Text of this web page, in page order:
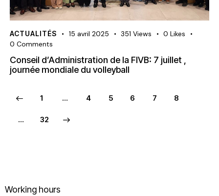
ACTUALITÉS 15 avril 2025 351 Views 0 Likes
0 Comments
Conseil d’Administration de la FIVB: 7 juillet ,
journée mondiale du volleyball
1 … 4 5 6 7 8
… 32
>
Working hours